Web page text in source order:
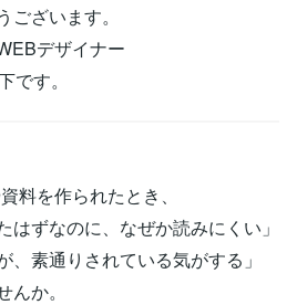
ざいます。
デザイナー
です。
料を作られたとき、
はずなのに、なぜか読みにくい」
、素通りされている気がする」
か。